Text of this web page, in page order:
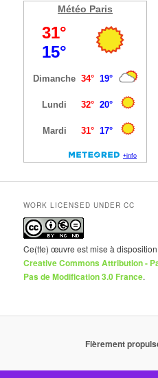
Météo Paris
WORK LICENSED UNDER CC
Ce(tte) œuvre est mise à
Creative Commons Attribution -
Pas de Modification 3.0 France.
Fièrement